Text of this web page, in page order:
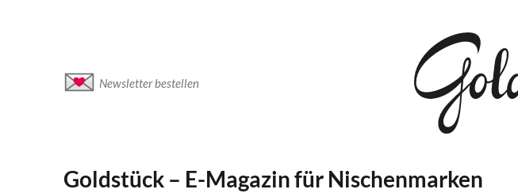
Newsletter bestellen
Goldstück – E-Magazin für Nischenmarken